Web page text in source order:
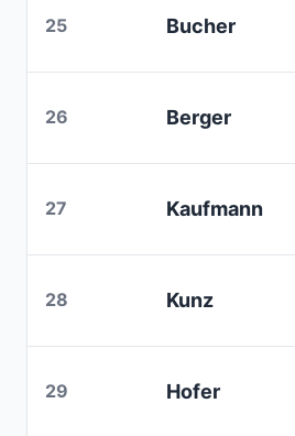
25 Bucher
26 Berger
27 Kaufmann
28 Kunz
29 Hofer